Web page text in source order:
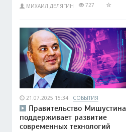
МИХАИЛ ДЕЛЯГИН 727
21.07.2025 15:34 СОБЫТИЯ
Правительство Мишустина
поддерживает развитие
современных технологий